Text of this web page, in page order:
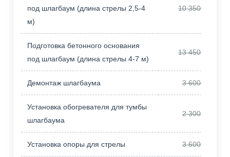
под шлагбаум (длина стрелы 2,5-4
м)
10 350,00
Подготовка бетонного основания
под шлагбаум (длина стрелы 4-7 м)
13 450,00
Демонтаж шлагбаума 3 600,00
Установка обогревателя для тумбы
шлагбаума
2 300,00
Установка опоры для стрелы 3 600,00